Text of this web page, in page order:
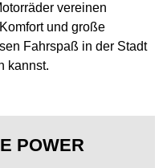
vereinen
und große
Fahrspaß in der Stadt
kannst.
POWER